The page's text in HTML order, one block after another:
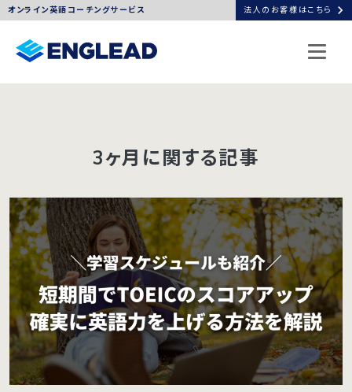
オンライン英語コーチングサービス 法人のお客様はこちら chevron_right
3ヶ月に関する記事